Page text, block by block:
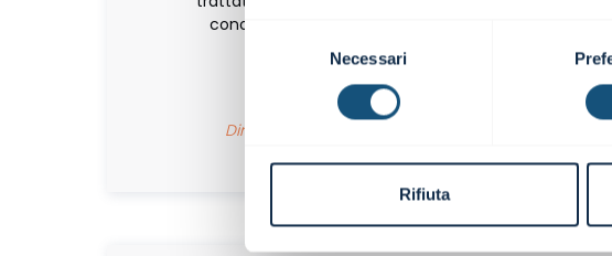
Selezione
Necessari
Rifiuta
conoscenza ed approfondimento delle varie materie.
Maurizio Rapanà
Direttore Finanziario | Casa di Cura Petrucciani SRL